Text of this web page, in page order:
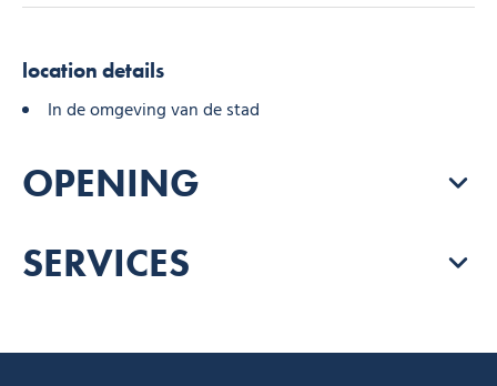
location details
In de omgeving van de stad
OPENING
SERVICES